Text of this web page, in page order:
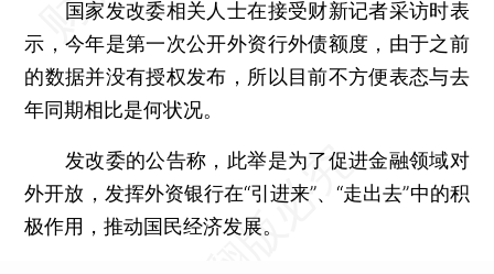
国家发改委相关人士在接受财新记者采访时表
示，今年是第一次公开外资行外债额度，由于之前
的数据并没有授权发布，所以目前不方便表态与去
年同期相比是何状况。
发改委的公告称，此举是为了促进金融领域对
外开放，发挥外资银行在“引进来”、“走出去”中的积
极作用，推动国民经济发展。